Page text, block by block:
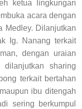
ketua lingkungan
acara dengan
Medley. Dilanjutkan
Ig. Nanang terkait
dengan uraian
sharing
terkait bertahan
ibu ditengah
sering berkumpul